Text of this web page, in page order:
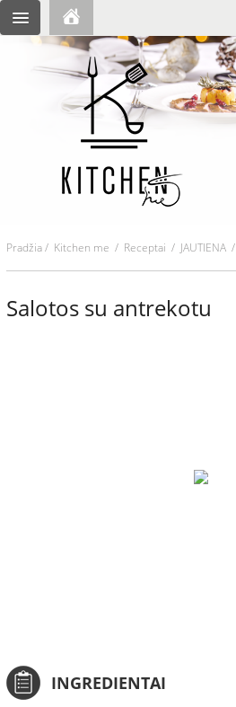
Pradžia/ Kitchen me / Receptai / JAUTIENA /
Salotos su antrekotu
INGREDIENTAI